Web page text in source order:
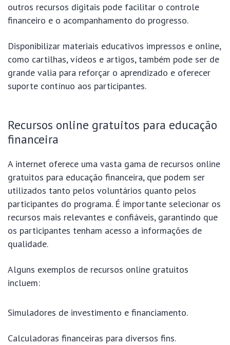
outros recursos digitais pode facilitar o controle
financeiro e o acompanhamento do progresso.
Disponibilizar materiais educativos impressos e online,
como cartilhas, vídeos e artigos, também pode ser de
grande valia para reforçar o aprendizado e oferecer
suporte contínuo aos participantes.
Recursos online gratuitos para educação
financeira
A internet oferece uma vasta gama de recursos online
gratuitos para educação financeira, que podem ser
utilizados tanto pelos voluntários quanto pelos
participantes do programa. É importante selecionar os
recursos mais relevantes e confiáveis, garantindo que
os participantes tenham acesso a informações de
qualidade.
Alguns exemplos de recursos online gratuitos
incluem:
Simuladores de investimento e financiamento.
Calculadoras financeiras para diversos fins.